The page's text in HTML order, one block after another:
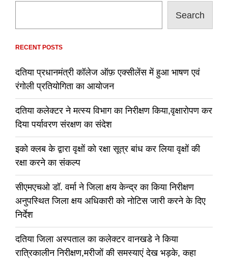
Search
RECENT POSTS
दतिया प्रधानमंत्री कॉलेज ऑफ़ एक्सीलेंस में हुआ भाषण एवं
रंगोली प्रतियोगिता का आयोजन
दतिया कलेक्टर ने मत्स्य विभाग का निरीक्षण किया,वृक्षारोपण कर
दिया पर्यावरण संरक्षण का संदेश
इको क्लब के द्वारा वृक्षों को रक्षा सूत्र बांध कर लिया वृक्षों की
रक्षा करने का संकल्प
सीएमएचओ डॉ. वर्मा ने जिला क्षय केन्द्र का किया निरीक्षण
अनुपस्थित जिला क्षय अधिकारी को नोटिस जारी करने के दिए
निर्देश
दतिया जिला अस्पताल का कलेक्टर वानखडे ने किया
रात्रिकालीन निरीक्षण,मरीजों की समस्याएं देख भड़के, कहा